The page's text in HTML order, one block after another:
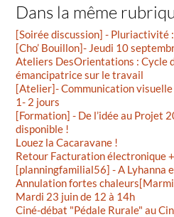
Dans la même
[Soirée discussion] - Pluriactivité
[Cho’ Bouillon]- Jeudi 10
Ateliers DesOrientations : Cycle
émancipatrice sur le travail
[Atelier]- Communication
1- 2 jours
[Formation] - De l’idée au Projet
disponible !
Louez la Cacaravane !
Retour Facturation électronique
[planningfamilial56] - A Lyhanna
Annulation fortes
Mardi 23 juin de 12 à 14h
Ciné-débat "Pédale Rurale" au